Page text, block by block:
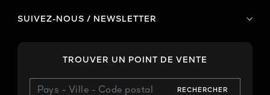
SUIVEZ-NOUS / NEWSLETTER
TROUVER UN POINT DE VENTE
RECHERCHER